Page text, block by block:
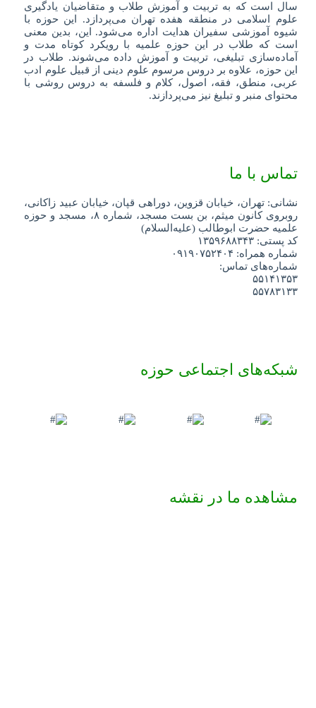
سال است که به تربیت و آموزش طلاب و متقاضیان یادگیری
علوم اسلامی در منطقه هفده تهران می‌پردازد. این حوزه با
شیوه آموزشی سفیران هدایت اداره می‌شود. این، بدین معنی
است که طلاب در این حوزه علمیه با رویکرد کوتاه مدت و
آماده‌سازی تبلیغی، تربیت و آموزش داده می‌شوند. طلاب در
این حوزه، علاوه بر دروس مرسوم علوم دینی از قبیل علوم ادب
عربی، منطق، فقه، اصول، کلام و فلسفه به دروس روشی با
محتوای منبر و تبلیغ نیز می‌پردازند.
تماس با ما
نشانی: تهران، خیابان قزوین، دوراهی قپان، خیابان عبید زاکانی،
روبروی کانون میثم، بن بست مسجد، شماره ۸، مسجد و حوزه
علمیه حضرت ابوطالب (علیه‌السلام)
کد پستی: ۱۳۵۹۶۸۸۳۴۳
شماره همراه: ۰۹۱۹۰۷۵۲۴۰۴
شماره‌های تماس:
۵۵۱۴۱۳۵۳
۵۵۷۸۳۱۳۳
شبکه‌های اجتماعی حوزه
مشاهده ما در نقشه